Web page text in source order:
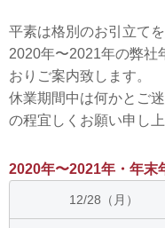
平素は格別のお引立て
2020年〜2021年の弊社
おりご案内致します。
休業期間中は何かとご
の程宜しくお願い申し上
2020年〜2021年・年末
12/28（月）